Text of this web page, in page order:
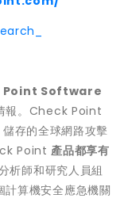
Point Software
報。Check Point
儲存的全球網路攻擊
Point產品都享有
析師和研究人員組
算機安全應急機關